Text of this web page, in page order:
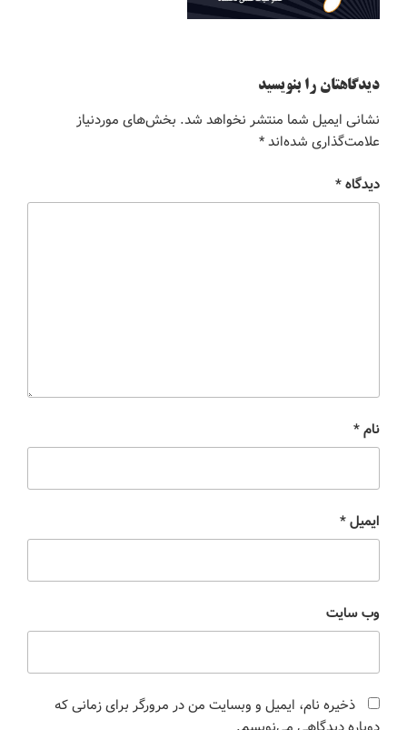
دیدگاهتان را بنویسید
نشانی ایمیل شما منتشر نخواهد شد. بخش‌های موردنیاز
علامت‌گذاری شده‌اند*
دیدگاه*
نام*
ایمیل*
وب‌ سایت
ذخیره نام، ایمیل و وبسایت من در مرورگر برای زمانی که